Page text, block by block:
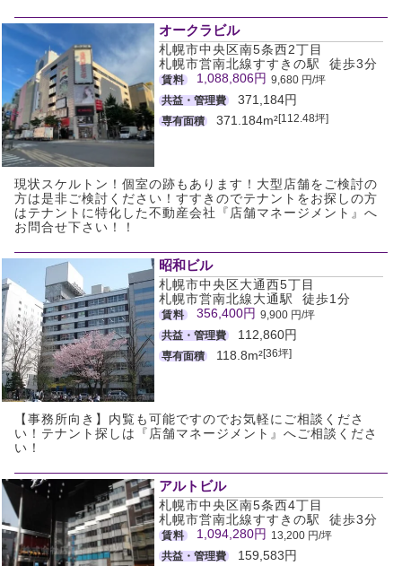
オークラビル
札幌市中央区南5条西2丁目
札幌市営南北線すすきの駅 徒歩3分
賃料 1,088,806円 9,680 円/坪
共益・管理費
371,184円
専有面積 371.184m²[112.48坪]
現状スケルトン！個室の跡もあります！大型店舗をご検討の
方は是非ご検討ください！すすきのでテナントをお探しの方
はテナントに特化した不動産会社『店舗マネージメント』へ
お問合せ下さい！！
昭和ビル
札幌市中央区大通西5丁目
札幌市営南北線大通駅 徒歩1分
賃料 356,400円 9,900 円/坪
共益・管理費
112,860円
専有面積 118.8m²[36坪]
【事務所向き】内覧も可能ですのでお気軽にご相談くださ
い！テナント探しは『店舗マネージメント』へご相談くださ
い！
アルトビル
札幌市中央区南5条西4丁目
札幌市営南北線すすきの駅 徒歩3分
賃料 1,094,280円 13,200 円/坪
共益・管理費
159,583円